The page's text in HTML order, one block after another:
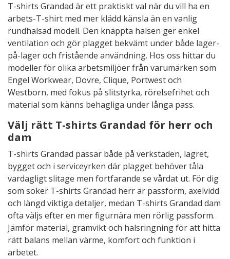
T-shirts Grandad är ett praktiskt val när du vill ha en
arbets-T-shirt med mer klädd känsla än en vanlig
rundhalsad modell. Den knäppta halsen ger enkel
ventilation och gör plagget bekvämt under både lager-
på-lager och fristående användning. Hos oss hittar du
modeller för olika arbetsmiljöer från varumärken som
Engel Workwear, Dovre, Clique, Portwest och
Westborn, med fokus på slitstyrka, rörelsefrihet och
material som känns behagliga under långa pass.
Välj rätt T-shirts Grandad för herr och
dam
T-shirts Grandad passar både på verkstaden, lagret,
bygget och i serviceyrken där plagget behöver tåla
vardagligt slitage men fortfarande se vårdat ut. För dig
som söker T-shirts Grandad herr är passform, axelvidd
och längd viktiga detaljer, medan T-shirts Grandad dam
ofta väljs efter en mer figurnära men rörlig passform.
Jämför material, gramvikt och halsringning för att hitta
rätt balans mellan värme, komfort och funktion i
arbetet.